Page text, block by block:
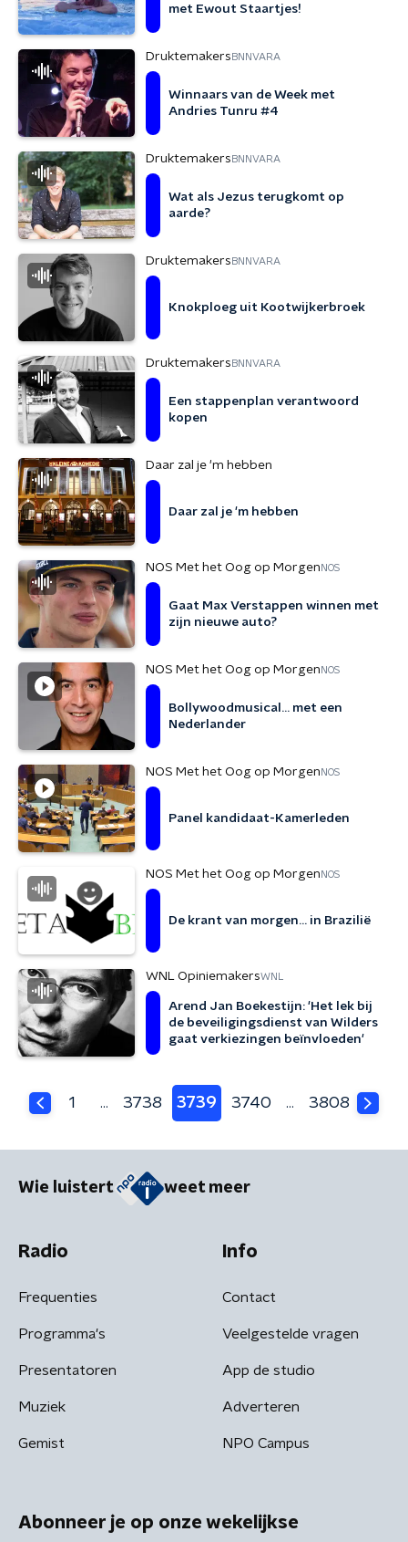
met Ewout Staartjes!
Druktemakers BNNVARA
Winnaars van de Week met
Andries Tunru #4
Druktemakers BNNVARA
Wat als Jezus terugkomt op
aarde?
Druktemakers BNNVARA
Knokploeg uit Kootwijkerbroek
Druktemakers BNNVARA
Een stappenplan verantwoord
kopen
Daar zal je 'm hebben
Daar zal je 'm hebben
NOS Met het Oog op Morgen NOS
Gaat Max Verstappen winnen met
zijn nieuwe auto?
NOS Met het Oog op Morgen NOS
Bollywoodmusical... met een
Nederlander
NOS Met het Oog op Morgen NOS
Panel kandidaat-Kamerleden
NOS Met het Oog op Morgen NOS
De krant van morgen... in Brazilië
WNL OpiniemakersWNL
Arend Jan Boekestijn: 'Het lek bij
de beveiligingsdienst van Wilders
gaat verkiezingen beïnvloeden'
1 … 3738 3739 3740 … 3808
Wie luistert weet meer
Radio
Frequenties
Programma's
Presentatoren
Muziek
Gemist
Info
Contact
Veelgestelde vragen
App de studio
Adverteren
NPO Campus
Abonneer je op onze wekelijkse